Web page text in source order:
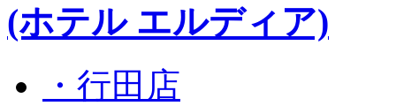
(ホテル エルディア)
・行田店